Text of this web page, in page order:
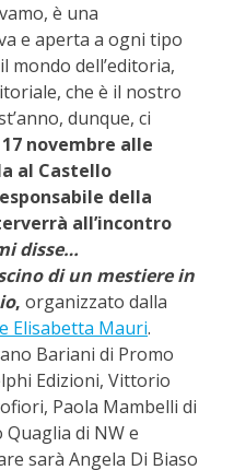
è una
e aperta a ogni tipo
mondo dell’editoria,
che è il nostro
dunque, ci
novembre alle
al Castello
della
all’incontro
disse…
di un mestiere in
, organizzato dalla
Elisabetta Mauri.
Bariani di Promo
Edizioni, Vittorio
Paola Mambelli di
Quaglia di NW e
sarà Angela Di Biaso